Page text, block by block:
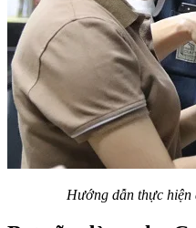
Hướng dẫn thực hiện